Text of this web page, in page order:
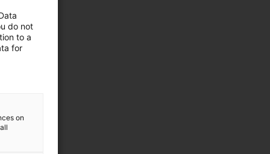
do not
to a
for
on